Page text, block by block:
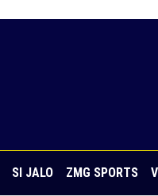
SI JALO ZMG SPORTS